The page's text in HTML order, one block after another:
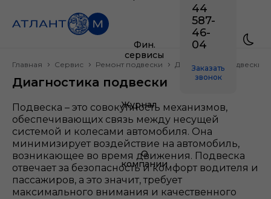
Фин.
сервисы
Журнал
О
компании
44
587-
46-
04
Заказать
звонок
Главная Сервис Ремонт подвески Диагностика подвески
Диагностика подвески
Подвеска – это совокупность механизмов,
обеспечивающих связь между несущей
системой и колесами автомобиля. Она
минимизирует воздействие на автомобиль,
возникающее во время движения. Подвеска
отвечает за безопасность и комфорт водителя и
пассажиров, а это значит, требует
максимального внимания и качественного